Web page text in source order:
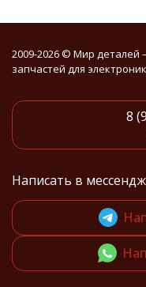
2009-2026 © Мир
запчастей для
8
Написать в